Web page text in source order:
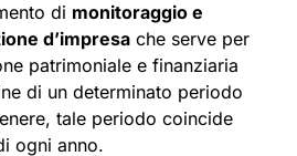
di monitoraggio e
d’impresa che serve per
patrimoniale e finanziaria
di un determinato periodo
tale periodo coincide
ogni anno.